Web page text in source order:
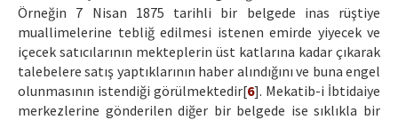
Örneğin 7 Nisan 1875 tarihli bir belgede inas rüştiye
muallimelerine tebliğ edilmesi istenen emirde yiyecek ve
içecek satıcılarının mekteplerin üst katlarına kadar çıkarak
talebelere satış yaptıklarının haber alındığını ve buna engel
olunmasının istendiği görülmektedir[6]. Mekatib-i İbtidaiye
merkezlerine gönderilen diğer bir belgede ise sıklıkla bir